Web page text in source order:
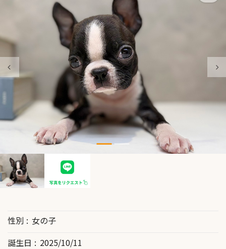
性別
女の子
誕生日
2025/10/11